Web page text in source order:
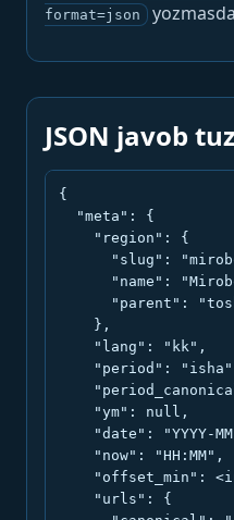
format=json
JSON javob
{
  "meta": {
    "region": {
"slug":
"name":
"parent":
    },
    "lang": "kk",
"period":
    "ym": null,
"date": "YYYY-
    "now": "HH:MM",
"offset_min":
    "urls": {